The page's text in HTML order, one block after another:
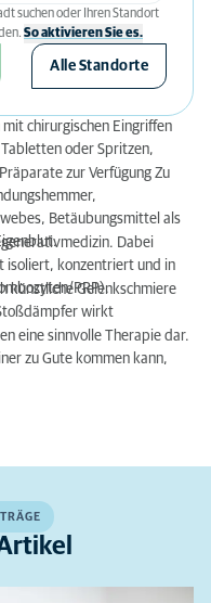
suchen oder Ihren Standort
So aktivieren Sie es.
Alle Standorte
chirurgischen Eingriffen
oder Spritzen,
zur Verfügung Zu
Betäubungsmittel als
Dabei
isoliert, konzentriert und in
PRP).
künstliche Gelenkschmiere
wirkt
eine sinnvolle Therapie dar.
zu Gute kommen kann,